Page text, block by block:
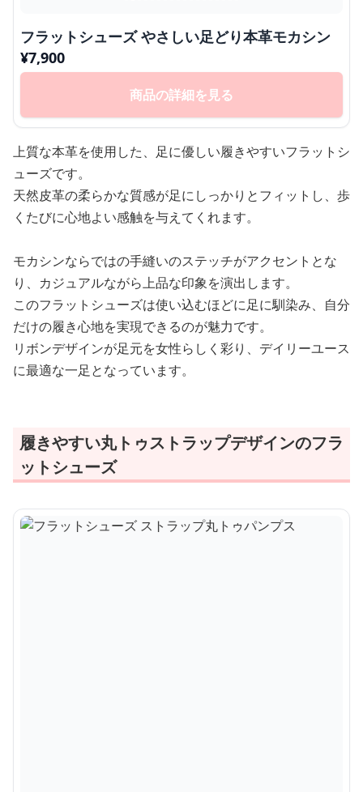
フラットシューズ やさしい足どり本革モカシン
¥7,900
商品の詳細を見る
上質な本革を使用した、足に優しい履きやすいフラットシ
ューズです。
天然皮革の柔らかな質感が足にしっかりとフィットし、歩
くたびに心地よい感触を与えてくれます。
モカシンならではの手縫いのステッチがアクセントとな
り、カジュアルながら上品な印象を演出します。
このフラットシューズは使い込むほどに足に馴染み、自分
だけの履き心地を実現できるのが魅力です。
リボンデザインが足元を女性らしく彩り、デイリーユース
に最適な一足となっています。
履きやすい丸トゥストラップデザインのフラ
ットシューズ